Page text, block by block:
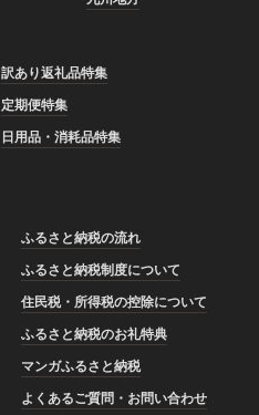
訳あり返礼品特集
定期便特集
日用品・消耗品特集
ふるさと納税の流れ
ふるさと納税制度について
住民税・所得税の控除について
ふるさと納税のお礼特典
マンガふるさと納税
よくあるご質問・お問い合わせ